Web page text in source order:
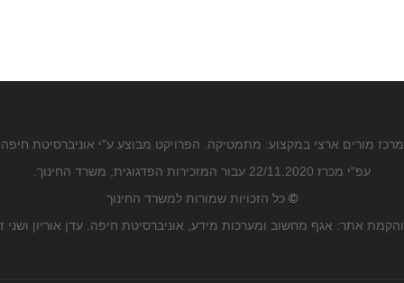
מרכז מורים ארצי במקצוע: מתמטיקה. הפרויקט מבוצע ע"י אוניברסיטת חיפה
עפ"י מכרז 22/11.2020 עבור המזכירות הפדגוגית, משרד החינוך.
© כל הזכויות שמורות למשרד החינוך
אתר: אגף מחשוב ומערכות מידע, אוניברסיטת חיפה. עדן אוריון ושני